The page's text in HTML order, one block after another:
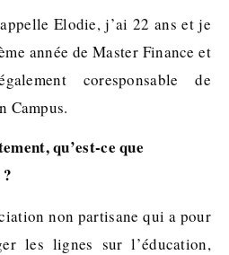
Elodie, j’ai 22 ans et je
année de Master Finance et
coresponsable de
Campus.
qu’est-ce que
non partisane qui a pour
les lignes sur l’éducation,